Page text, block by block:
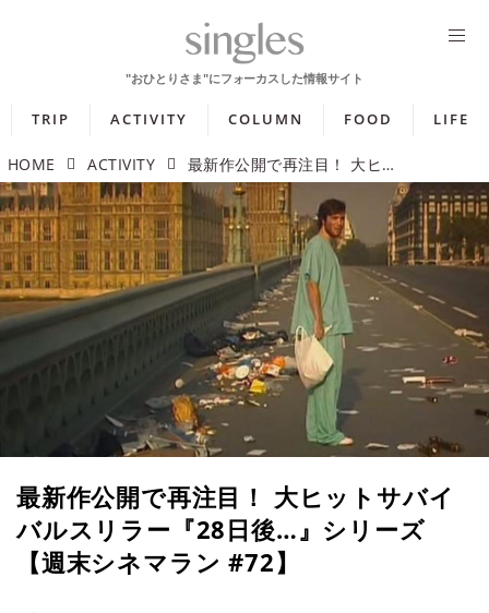
TRIP ACTIVITY COLUMN FOOD LIFE
HOME ACTIVITY 最新作公開で再注目！ 大ヒットサバイバルスリラー『28日後…』シリーズ【週末シネマラン #72】
最新作公開で再注目！ 大ヒットサバイ
バルスリラー『28日後…』シリーズ
【週末シネマラン #72】